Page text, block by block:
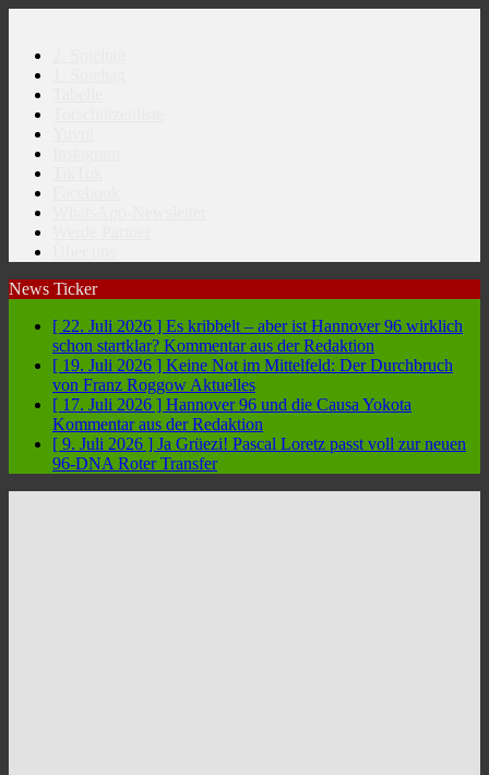
News Ticker
[ 22. Juli 2026 ] Es kribbelt – aber ist Hannover 96 wirklich
schon startklar? Kommentar aus der Redaktion
[ 19. Juli 2026 ] Keine Not im Mittelfeld: Der Durchbruch
von Franz Roggow Aktuelles
[ 17. Juli 2026 ] Hannover 96 und die Causa Yokota
Kommentar aus der Redaktion
[ 9. Juli 2026 ] Ja Grüezi! Pascal Loretz passt voll zur neuen
96-DNA Roter Transfer